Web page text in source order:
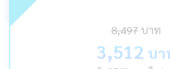
8,497 บาท
3,512 บา